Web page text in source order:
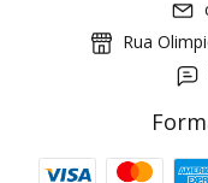
Rua